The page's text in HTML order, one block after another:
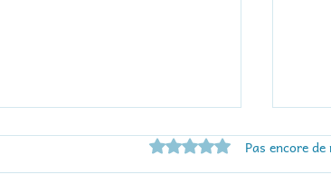
Noté 0 étoile sur 5.
Pas encore